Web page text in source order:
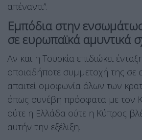
απέναντι”.
Eμπόδια στην
σε ευρωπαϊκά αμυντικά
Aν και η Τουρκία επιδιώκει
οποιαδήποτε συμμετοχή της σε
απαιτεί ομοφωνία όλων των
όπως συνέβη πρόσφατα με τον
ούτε η Ελλάδα ούτε η Κύπρος
αυτήν την εξέλιξη.